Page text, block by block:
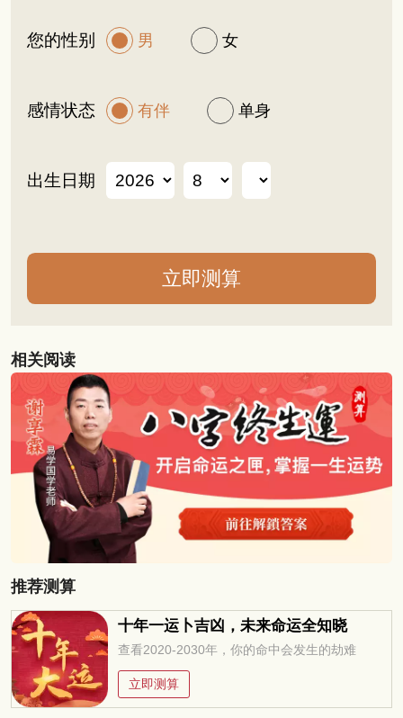
您的性别 男 女
感情状态 有伴 单身
出生日期
相关阅读
推荐测算
十年一运卜吉凶，未来命运全知晓
查看2020-2030年，你的命中会发生的劫难
立即测算